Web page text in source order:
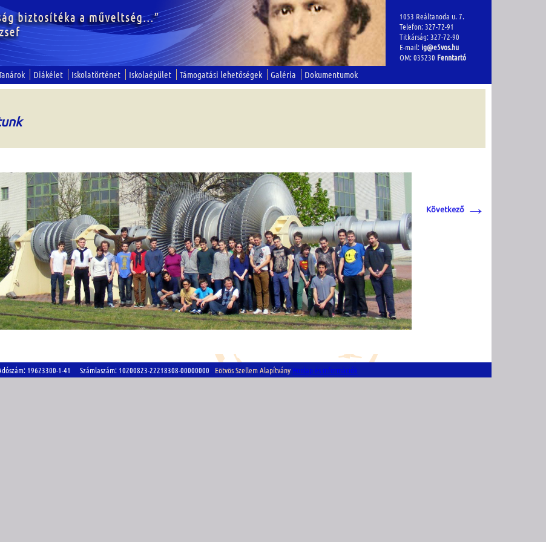
1053 Reáltanoda u. 7.
Telefon: 327-72-91
Titkárság: 327-72-90
E-mail: ig@e5vos.hu
OM: 035230 Fenntartó
Diákélet Iskolatörténet Iskolaépület Támogatási lehetőségek Galéria Dokumentumok
Következő →
19623300-1-41 Számlaszám: 10200823-22218308-00000000 Eötvös Szellem Alapítvány Honlap és információk